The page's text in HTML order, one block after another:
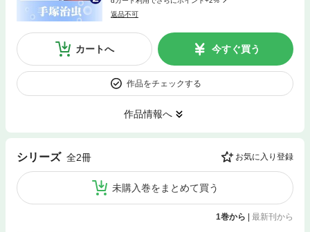
返品不可
カートへ 今すぐ買う
作品をチェックする
作品情報へ
シリーズ 全2冊 お気に入り登録
未購入巻をまとめて買う
1巻から | 最新刊から